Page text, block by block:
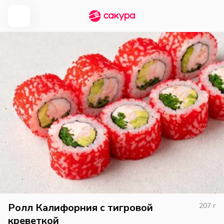
Ролл Калифорния с тигровой
креветкой
207 г